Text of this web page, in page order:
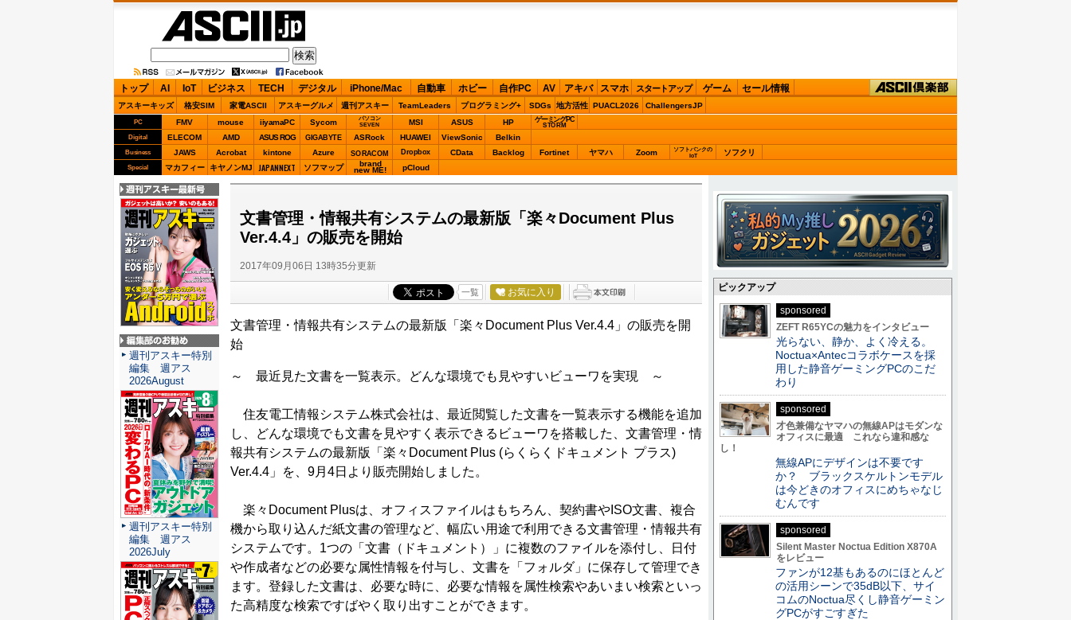
ASCII.jp
トップ AI IoT ビジネス TECH デジタル iPhone/Mac 自動車 ホビー 自作PC AV アキバ スマホ スタートアップ ゲーム セール情報
アスキーキッズ 格安SIM 家電ASCII アスキーグルメ 週刊アスキー TeamLeaders プログラミング+ SDGs 地方活性 PUACL2026 ChallengersJP
PC FMV mouse iiyamaPC Sycom
パソコン
SEVEN
MSI ASUS HP ゲーミングPC
STORM
Digital ELECOM AMD ASUS ROG GIGABYTE ASRock HUAWEI ViewSonic Belkin
Business JAWS Acrobat kintone Azure SORACOM Dropbox CData Backlog Fortinet ヤマハ Zoom
ソフトバンクの
IoT
ソフクリ
Special マカフィー キヤノンMJ JAPANNEXT ソフマップ brand
new ME! pCloud
文書管理・情報共有システムの最新版「楽々Document Plus
Ver.4.4」の販売を開始
2017年09月06日 13時35分更新
一覧 お気に入り
文書管理・情報共有システムの最新版「楽々Document Plus Ver.4.4」の販売を開
始
～ 最近見た文書を一覧表示。どんな環境でも見やすいビューワを実現 ～
住友電工情報システム株式会社は、最近閲覧した文書を一覧表示する機能を追加
し、どんな環境でも文書を見やすく表示できるビューワを搭載した、文書管理・情
報共有システムの最新版「楽々Document Plus (らくらくドキュメント プラス)
Ver.4.4」を、9月4日より販売開始しました。
楽々Document Plusは、オフィスファイルはもちろん、契約書やISO文書、複合
機から取り込んだ紙文書の管理など、幅広い用途で利用できる文書管理・情報共有
システムです。1つの「文書（ドキュメント）」に複数のファイルを添付し、日付
や作成者などの必要な属性情報を付与し、文書を「フォルダ」に保存して管理でき
ます。登録した文書は、必要な時に、必要な情報を属性検索やあいまい検索といっ
た高精度な検索ですばやく取り出すことができます。
週刊アスキー最新
号
編集部のお勧め
週刊アスキー特別
編集 週アス
2026August
週刊アスキー特別
編集 週アス
2026July
ピックアップ
sponsored
ZEFT R65YCの魅力をインタビュー
光らない、静か、よく冷える。
Noctua×Antecコラボケースを採
用した静音ゲーミングPCのこだ
わり
sponsored
才色兼備なヤマハの無線APはモダンな
オフィスに最適 これなら違和感な
し！
無線APにデザインは不要です
か？ ブラックスケルトンモデル
は今どきのオフィスにめちゃなじ
むんです
sponsored
Silent Master Noctua Edition X870A
をレビュー
ファンが12基もあるのにほとんど
の活用シーンで35dB以下、サイ
コムのNoctua尽くし静音ゲーミン
グPCがすごすぎた